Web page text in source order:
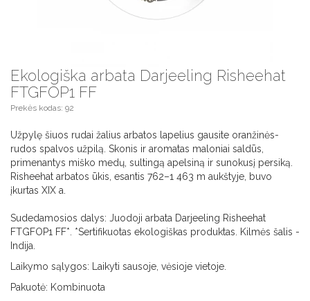
Ekologiška arbata Darjeeling Risheehat
FTGFOP1 FF
Prekės kodas: 92
Užpylę šiuos rudai žalius arbatos lapelius gausite oranžinės-
rudos spalvos užpilą. Skonis ir aromatas maloniai saldūs,
primenantys miško medų, sultingą apelsiną ir sunokusį persiką.
Risheehat arbatos ūkis, esantis 762–1 463 m aukštyje, buvo
įkurtas XIX a.
Sudedamosios dalys: Juodoji arbata Darjeeling Risheehat
FTGFOP1 FF*. *Sertifikuotas ekologiškas produktas. Kilmės šalis -
Indija.
Laikymo sąlygos: Laikyti sausoje, vėsioje vietoje.
Pakuotė: Kombinuota